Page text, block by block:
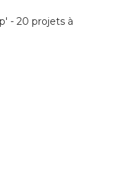
- 20 projets à